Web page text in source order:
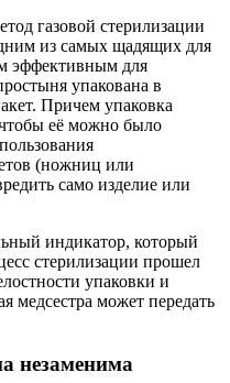
газовой стерилизации
из самых щадящих для
эффективным для
упакована в
Причем упаковка
её можно было
(ножниц или
само изделие или
индикатор, который
стерилизации прошел
упаковки и
медсестра может передать
незаменима